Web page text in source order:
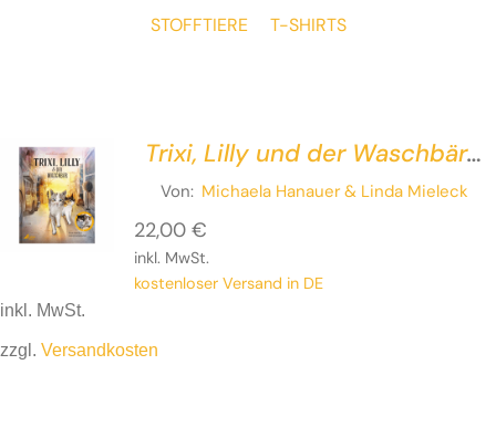
STOFFTIERE
T-SHIRTS
Trixi, Lilly und der Waschbär
– Eine ziemlich wahre
Geschichte
Von: Michaela Hanauer& Linda Mieleck
22,00 €
inkl. MwSt.
kostenloser Versand in DE
inkl. MwSt.
zzgl. Versandkosten